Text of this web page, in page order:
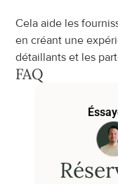
Cela aide les
en créant une
détaillants et les
FAQ